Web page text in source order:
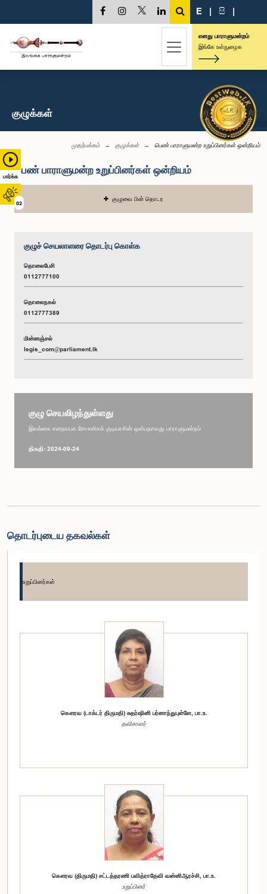
பார்க்க
02
E | සි |
எனது பாராளுமன்றம்
இங்கே உள்நுழைக
குழுக்கள்
முதற்பக்கம் குழுக்கள் பெண் பாராளுமன்ற உறுப்பினர்கள் ஒன்றியம்
பெண் பாராளுமன்ற உறுப்பினர்கள் ஒன்றியம்
குழுவை பின் தொடர
குழுச் செயலாளரை தொடர்பு கொள்க
தொலைபேசி
0112777100
தொலைநகல்
0112777389
மின்னஞ்சல்
legis_com@parliament.lk
குழு செயலிழந்துள்ளது
இலங்கை சனநாயக சோசலிசக் குடியரசின் ஒன்பதாவது பாராளுமன்றம்
திகதி: 2024-09-24
தொடர்புடைய தகவல்கள்
உறுப்பினர்கள்
கௌரவ (டாக்டர் திருமதி) சுதர்ஷினி பர்னாந்துபுள்ளே, பா.உ.
தவிசாளர்
கௌரவ (திருமதி) சட்டத்தரணி பவித்ராதேவி வன்னிஆரச்சி, பா.உ.
உறுப்பினர்